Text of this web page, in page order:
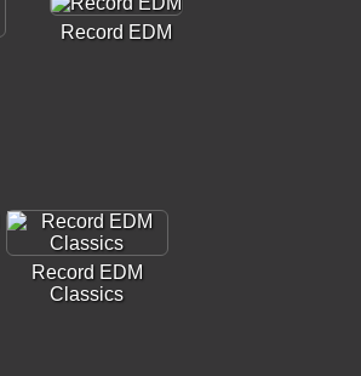
Record EDM
Record EDM
Classics